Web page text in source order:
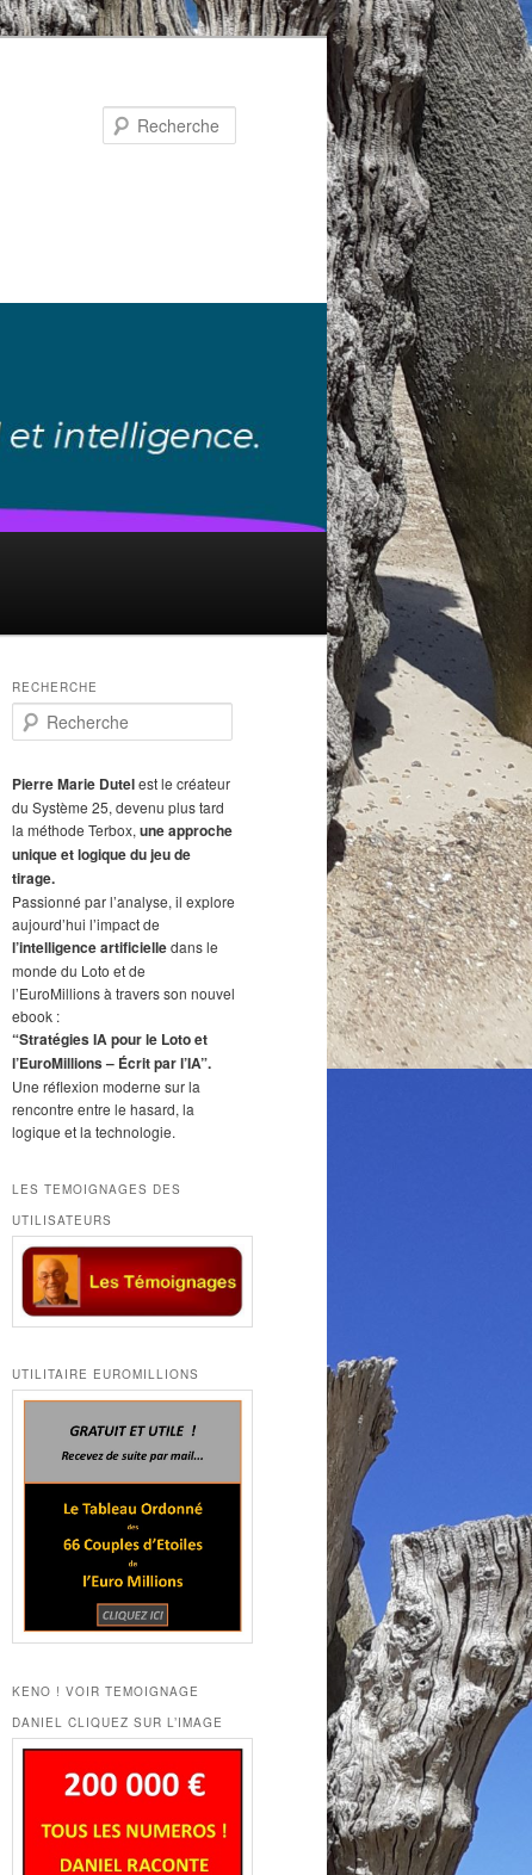
RECHERCHE
e
h
e
r
c
h
e
Pierre Marie Dutelest le créateur
du Système 25, devenu plus tard
la méthode Terbox, une approche
unique et logique du jeu de
tirage.
Passionné par l’analyse, il explore
aujourd’hui l’impact de
l’intelligence artificielledans le
monde du Loto et de
l’EuroMillions à travers son nouvel
ebook :
“Stratégies IA pour le Loto et
l’EuroMillions – Écrit par l’IA”.
Une réflexion moderne sur la
rencontre entre le hasard, la
logique et la technologie.
LES TEMOIGNAGES DES
UTILISATEURS
UTILITAIRE EUROMILLIONS
KENO ! VOIR TEMOIGNAGE
DANIEL CLIQUEZ SUR L’IMAGE